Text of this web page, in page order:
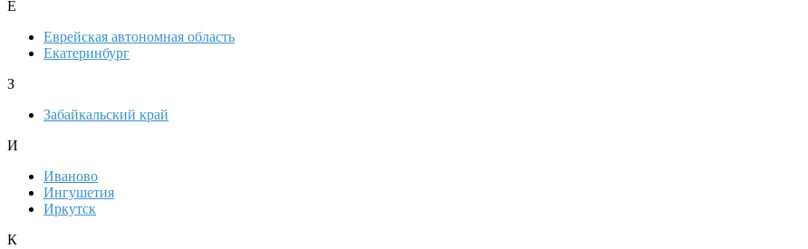
Е
Еврейская автономная область
Екатеринбург
З
Забайкальский край
И
Иваново
Ингушетия
Иркутск
К